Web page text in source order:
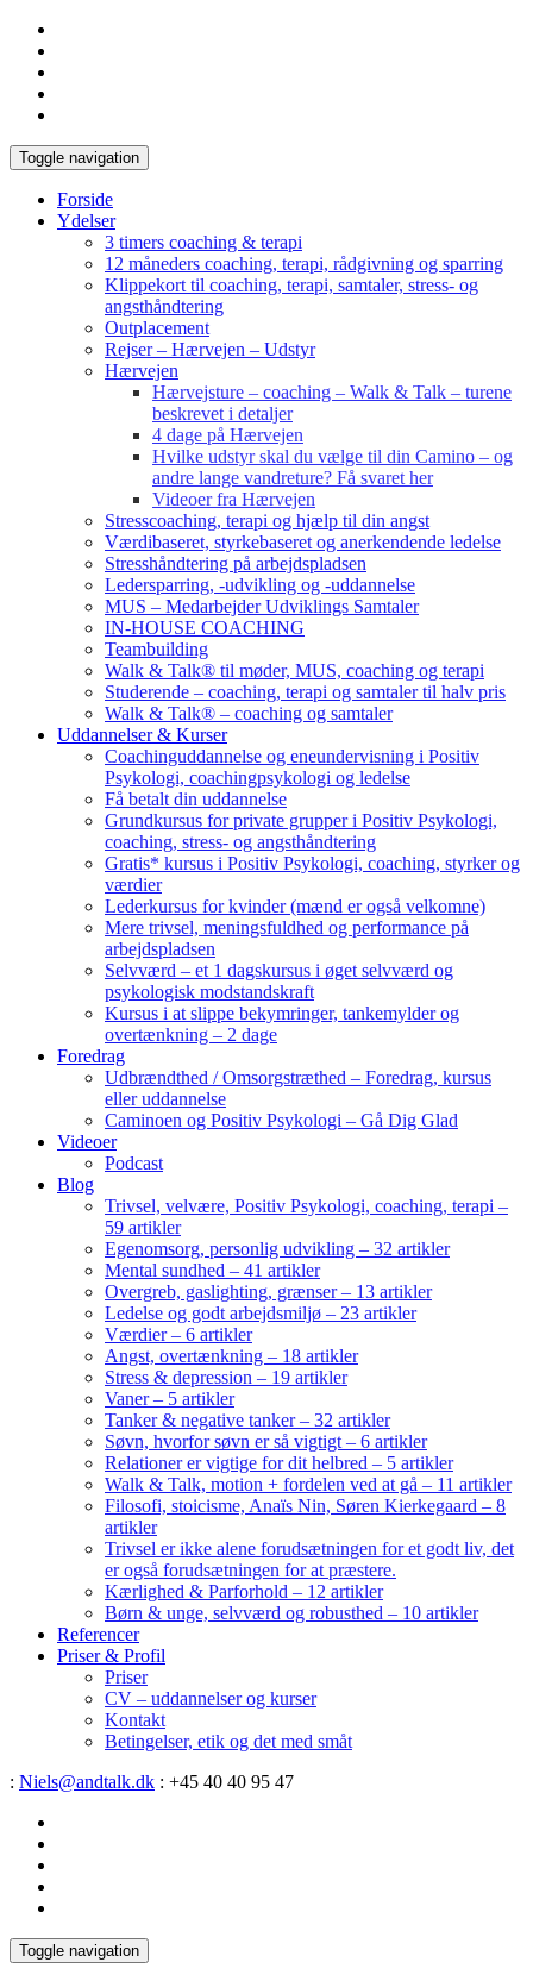
Toggle navigation
Forside
Ydelser
3 timers coaching & terapi
12 måneders coaching, terapi, rådgivning og sparring
Klippekort til coaching, terapi, samtaler, stress- og
angsthåndtering
Outplacement
Rejser – Hærvejen – Udstyr
Hærvejen
Hærvejsture – coaching – Walk & Talk – turene
beskrevet i detaljer
4 dage på Hærvejen
Hvilke udstyr skal du vælge til din Camino – og
andre lange vandreture? Få svaret her
Videoer fra Hærvejen
Stresscoaching, terapi og hjælp til din angst
Værdibaseret, styrkebaseret og anerkendende ledelse
Stresshåndtering på arbejdspladsen
Ledersparring, -udvikling og -uddannelse
MUS – Medarbejder Udviklings Samtaler
IN-HOUSE COACHING
Teambuilding
Walk & Talk® til møder, MUS, coaching og terapi
Studerende – coaching, terapi og samtaler til halv pris
Walk & Talk® – coaching og samtaler
Uddannelser & Kurser
Coachinguddannelse og eneundervisning i Positiv
Psykologi, coachingpsykologi og ledelse
Få betalt din uddannelse
Grundkursus for private grupper i Positiv Psykologi,
coaching, stress- og angsthåndtering
Gratis* kursus i Positiv Psykologi, coaching, styrker og
værdier
Lederkursus for kvinder (mænd er også velkomne)
Mere trivsel, meningsfuldhed og performance på
arbejdspladsen
Selvværd – et 1 dagskursus i øget selvværd og
psykologisk modstandskraft
Kursus i at slippe bekymringer, tankemylder og
overtænkning – 2 dage
Foredrag
Udbrændthed / Omsorgstræthed – Foredrag, kursus
eller uddannelse
Caminoen og Positiv Psykologi – Gå Dig Glad
Videoer
Podcast
Blog
Trivsel, velvære, Positiv Psykologi, coaching, terapi –
59 artikler
Egenomsorg, personlig udvikling – 32 artikler
Mental sundhed – 41 artikler
Overgreb, gaslighting, grænser – 13 artikler
Ledelse og godt arbejdsmiljø – 23 artikler
Værdier – 6 artikler
Angst, overtænkning – 18 artikler
Stress & depression – 19 artikler
Vaner – 5 artikler
Tanker & negative tanker – 32 artikler
Søvn, hvorfor søvn er så vigtigt – 6 artikler
Relationer er vigtige for dit helbred – 5 artikler
Walk & Talk, motion + fordelen ved at gå – 11 artikler
Filosofi, stoicisme, Anaïs Nin, Søren Kierkegaard – 8
artikler
Trivsel er ikke alene forudsætningen for et godt liv, det
er også forudsætningen for at præstere.
Kærlighed & Parforhold – 12 artikler
Børn & unge, selvværd og robusthed – 10 artikler
Referencer
Priser & Profil
Priser
CV – uddannelser og kurser
Kontakt
Betingelser, etik og det med småt
: Niels@andtalk.dk : +45 40 40 95 47
Toggle navigation